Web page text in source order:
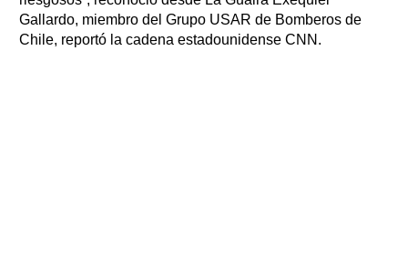
Gallardo, miembro del Grupo USAR de Bomberos de
Chile, reportó la cadena estadounidense CNN.